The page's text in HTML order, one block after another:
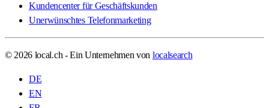
Kundencenter für Geschäftskunden
Unerwünschtes Telefonmarketing
© 2026 local.ch - Ein Unternehmen von localsearch
DE
EN